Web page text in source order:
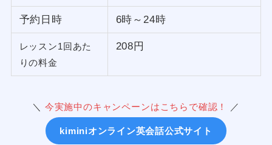
予約日時 6時～24時
レッスン1回あた
りの料金
208円
＼ 今実施中のキャンペーンはこちらで確認！ ／
kiminiオンライン英会話公式サイト